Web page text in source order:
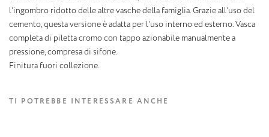
l’ingombro ridotto delle altre vasche della famiglia. Grazie all’uso del
cemento, questa versione è adatta per l’uso interno ed esterno. Vasca
completa di piletta cromo con tappo azionabile manualmente a
pressione, compresa di sifone.
Finitura fuori collezione.
TI POTREBBE INTERESSARE ANCHE